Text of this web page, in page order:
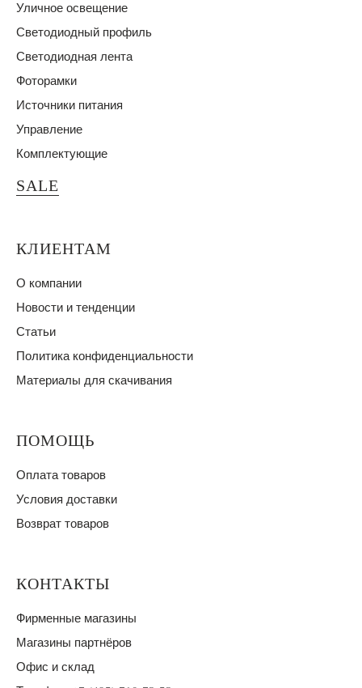
Уличное освещение
Светодиодный профиль
Светодиодная лента
Фоторамки
Источники питания
Управление
Комплектующие
SALE
КЛИЕНТАМ
О компании
Новости и тенденции
Статьи
Политика конфиденциальности
Материалы для скачивания
ПОМОЩЬ
Оплата товаров
Условия доставки
Возврат товаров
КОНТАКТЫ
Фирменные магазины
Магазины партнёров
Офис и склад